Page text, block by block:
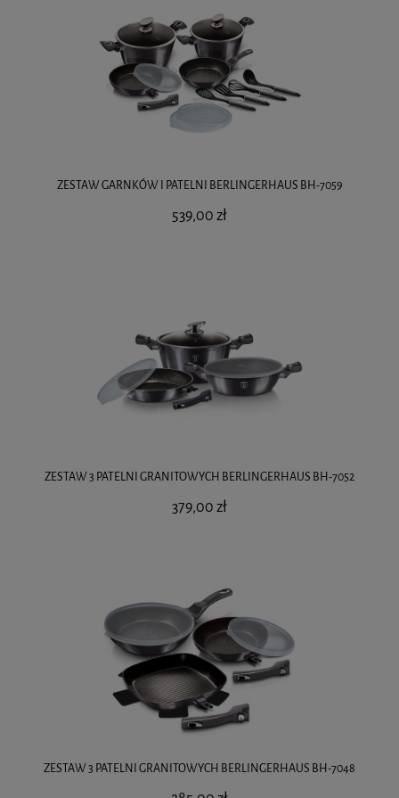
ZESTAW GARNKÓW I PATELNI BERLINGERHAUS BH-7059
539,00 zł
ZESTAW 3 PATELNI GRANITOWYCH BERLINGERHAUS BH-7052
379,00 zł
ZESTAW 3 PATELNI GRANITOWYCH BERLINGERHAUS BH-7048